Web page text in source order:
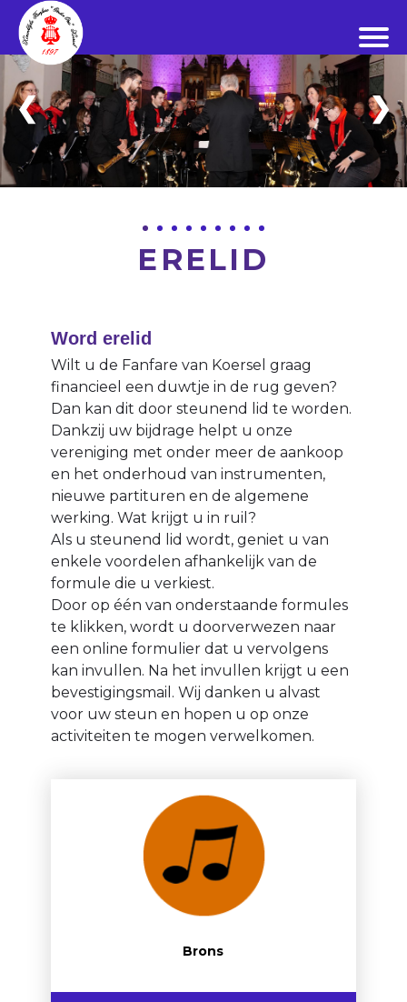
Overslaan
en
naar
de
inhoud
gaan
1 / 9
❮ ❯
ERELID
Word erelid
Wilt u de Fanfare van Koersel graag
financieel een duwtje in de rug geven?
Dan kan dit door steunend lid te worden.
Dankzij uw bijdrage helpt u onze
vereniging met onder meer de aankoop
en het onderhoud van instrumenten,
nieuwe partituren en de algemene
werking. Wat krijgt u in ruil?
Als u steunend lid wordt, geniet u van
enkele voordelen afhankelijk van de
formule die u verkiest.
Door op één van onderstaande formules
te klikken, wordt u doorverwezen naar
een online formulier dat u vervolgens
kan invullen. Na het invullen krijgt u een
bevestigingsmail. Wij danken u alvast
voor uw steun en hopen u op onze
activiteiten te mogen verwelkomen.
Brons